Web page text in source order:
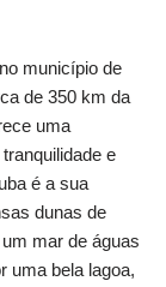
município de
de 350 km da
uma
e
é a sua
dunas de
mar de águas
uma bela lagoa,